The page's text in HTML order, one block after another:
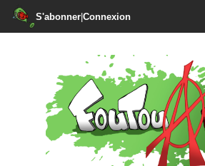
S'abonner|Connexion